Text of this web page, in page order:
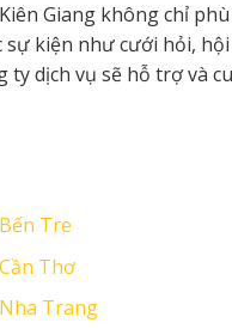
Giang không chỉ
sự kiện như cưới hỏi,
ty dịch vụ sẽ hỗ trợ và
Tre
Thơ
Trang